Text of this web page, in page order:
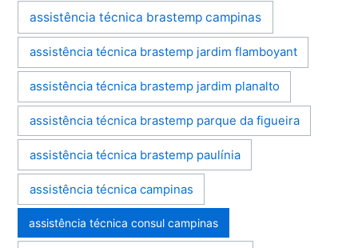
assistência técnica brastemp campinas
assistência técnica brastemp jardim flamboyant
assistência técnica brastemp jardim planalto
assistência técnica brastemp parque da figueira
assistência técnica brastemp paulínia
assistência técnica campinas
assistência técnica consul campinas